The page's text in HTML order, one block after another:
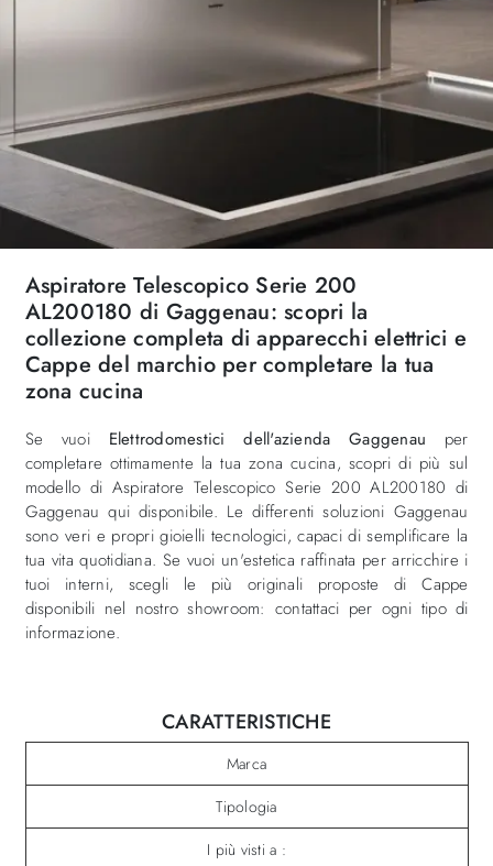
Aspiratore Telescopico Serie 200
AL200180 di Gaggenau: scopri la
collezione completa di apparecchi elettrici e
Cappe del marchio per completare la tua
zona cucina
Se vuoi Elettrodomestici dell'azienda Gaggenau per
completare ottimamente la tua zona cucina, scopri di più sul
modello di Aspiratore Telescopico Serie 200 AL200180 di
Gaggenau qui disponibile. Le differenti soluzioni Gaggenau
sono veri e propri gioielli tecnologici, capaci di semplificare la
tua vita quotidiana. Se vuoi un'estetica raffinata per arricchire i
tuoi interni, scegli le più originali proposte di Cappe
disponibili nel nostro showroom: contattaci per ogni tipo di
informazione.
CARATTERISTICHE
Marca
Tipologia
I più visti a :